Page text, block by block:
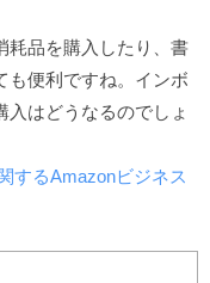
耗品を購入したり、書
も便利ですね。インボ
はどうなるのでしょ
するAmazonビジネス